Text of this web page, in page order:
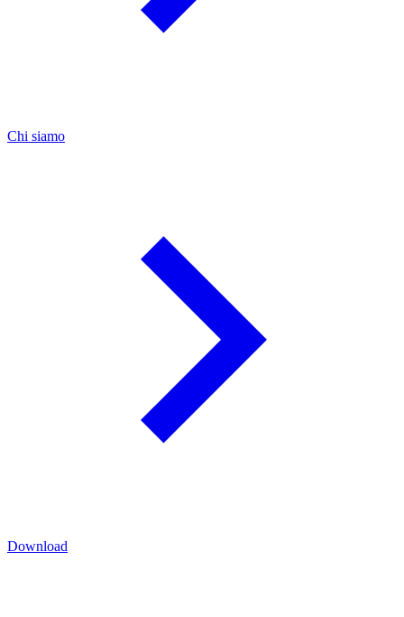
Chi siamo
Download